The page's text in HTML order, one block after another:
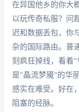
在异国他乡的你大
以玩传奇私服？问
迟和数据丢包，你
杂的国际路由。普
刻疯狂掉线，看着
是"晶流梦魇"的华
感实在难受。好在
阻塞的经脉。